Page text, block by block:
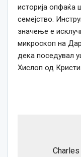
историја опфаќа
семејство.
значење е
микроскоп на
дека поседувал
Хислоп од Кристи.